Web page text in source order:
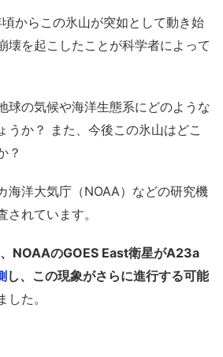
からこの氷山が突如として動き始
壊を起こしたことが科学者によって
球の気候や海洋生態系にどのような
うか？ また、今後この氷山はどこ
？
海洋大気庁（NOAA）などの研究機
れています。
NOAAのGOES East衛星がA23a
し、この現象がさらに進行する可能
した。